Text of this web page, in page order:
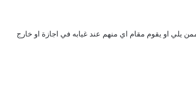
يلي او يقوم مقام اي منهم عند غيابه في اجازة او خارج